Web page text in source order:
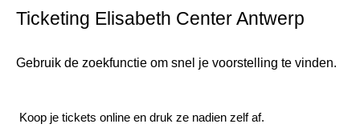
Ticketing Elisabeth Center Antwerp
Gebruik de zoekfunctie om snel je voorstelling te vinden.
Koop je tickets online en druk ze nadien zelf af.